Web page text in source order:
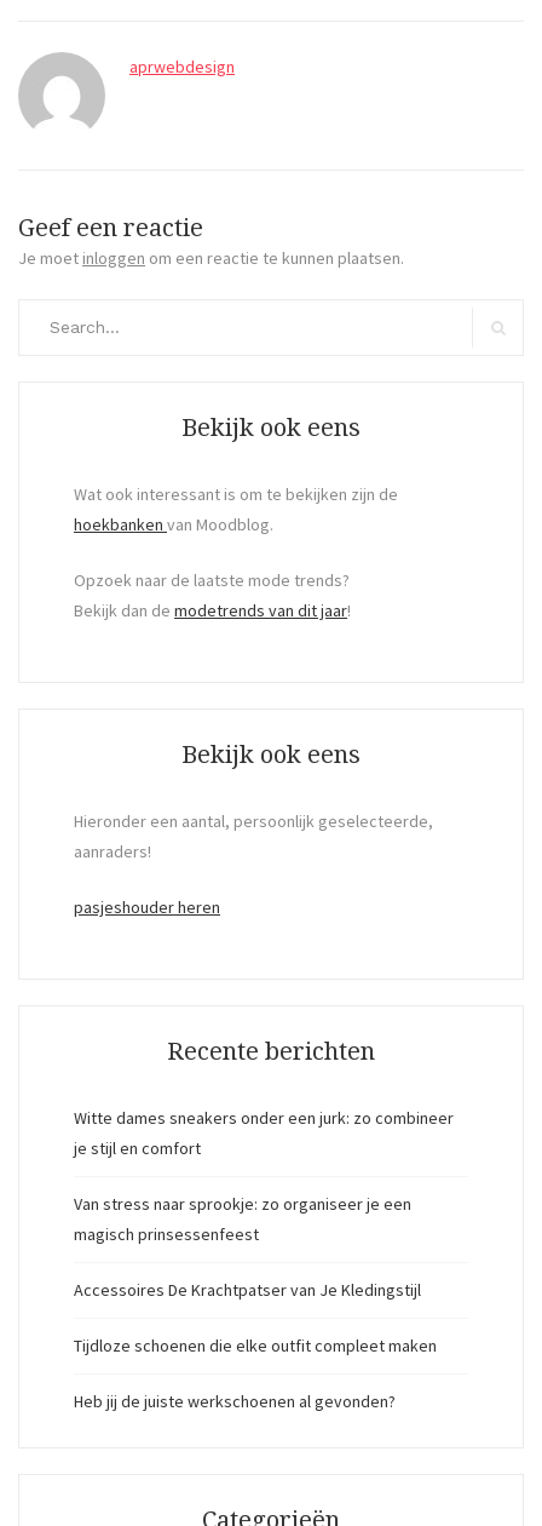
aprwebdesign
Geef een reactie
Je moet inloggen om een reactie te kunnen plaatsen.
Bekijk ook eens
Wat ook interessant is om te bekijken zijn de
hoekbanken van Moodblog.
Opzoek naar de laatste mode trends?
Bekijk dan de modetrends van dit jaar!
Bekijk ook eens
Hieronder een aantal, persoonlijk geselecteerde,
aanraders!
pasjeshouder heren
Recente berichten
Witte dames sneakers onder een jurk: zo combineer
je stijl en comfort
Van stress naar sprookje: zo organiseer je een
magisch prinsessenfeest
Accessoires De Krachtpatser van Je Kledingstijl
Tijdloze schoenen die elke outfit compleet maken
Heb jij de juiste werkschoenen al gevonden?